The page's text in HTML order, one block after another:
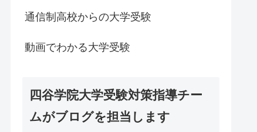
通信制高校からの大学受験
動画でわかる大学受験
四谷学院大学受験対策指導チー
ムがブログを担当します